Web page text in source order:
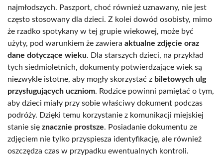
najmłodszych. Paszport, choć również uznawany, nie jest
często stosowany dla dzieci. Z kolei dowód osobisty, mimo
że rzadko spotykany w tej grupie wiekowej, może być
użyty, pod warunkiem że zawiera aktualne zdjęcie oraz
dane dotyczące wieku. Dla starszych dzieci, na przykład
tych siedmioletnich, dokumenty potwierdzające wiek są
niezwykle istotne, aby mogły skorzystać z biletowych ulg
przysługujących uczniom. Rodzice powinni pamiętać o tym,
aby dzieci miały przy sobie właściwy dokument podczas
podróży. Dzięki temu korzystanie z komunikacji miejskiej
stanie się znacznie prostsze. Posiadanie dokumentu ze
zdjęciem nie tylko przyspiesza identyfikację, ale również
oszczędza czas w przypadku ewentualnych kontroli.